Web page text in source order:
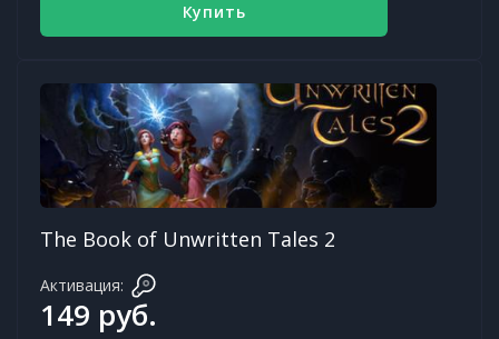
Купить
The Book of Unwritten Tales 2
Активация:
149 руб.